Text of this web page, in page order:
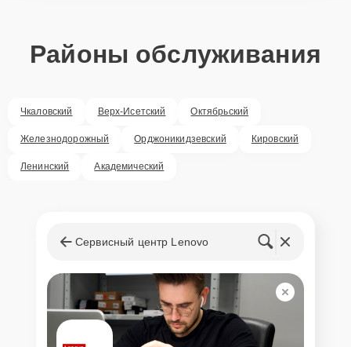
Районы обслуживания
Чкаловский Верх-Исетский Октябрьский
Железнодорожный Орджоникидзевский Кировский
Ленинский Академический
Сервисный центр Lenovo